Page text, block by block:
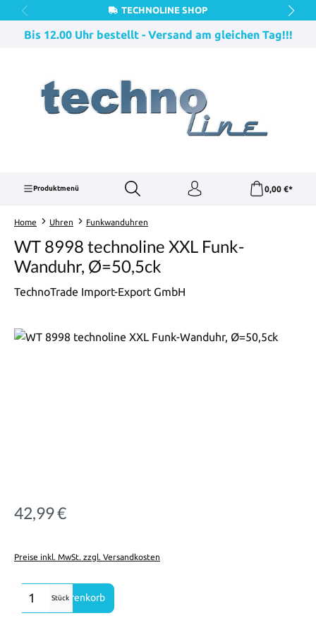
Zum Hauptinhalt springenTECHNOLINE SHOP
Bis 12.00 Uhr bestellt - Versand am gleichen Tag!!!
Produktmenü 0,00 €*
Home Uhren Funkwanduhren
WT 8998 technoline XXL Funk-
Wanduhr, Ø=50,5ck
TechnoTrade Import-Export GmbH
Regulärer Preis:
42,99 €
Preise inkl. MwSt. zzgl. Versandkosten
Produkt Anzahl: Gib den gewünschten Wert ein oder benutze die
Stück
In den Warenkorb